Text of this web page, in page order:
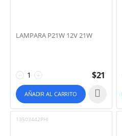
LAMPARA P21W 12V 21W
+
− $21
AÑADIR AL CARRITO
13503442PHI